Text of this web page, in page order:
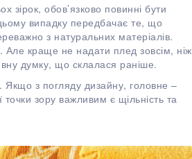
зірок, обов’язково повинні бути
випадку передбачає те, що
з натуральних матеріалів.
Але краще не надати плед зовсім, ніж
думку, що склалася раніше.
Якщо з погляду дизайну, головне –
зору важливим є щільність та